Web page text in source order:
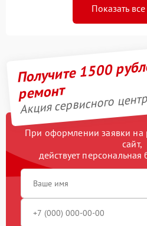
Показать все
Получите 1500
ремонт
Акция сервисного
При оформлении заявки на
сайт,
действует персональная